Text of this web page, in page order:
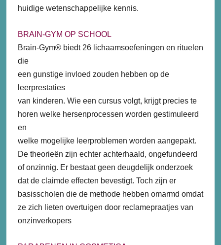
huidige wetenschappelijke kennis.
BRAIN-GYM OP SCHOOL
Brain-Gym® biedt 26 lichaamsoefeningen en rituelen
die
een gunstige invloed zouden hebben op de
leerprestaties
van kinderen. Wie een cursus volgt, krijgt precies te
horen welke hersenprocessen worden gestimuleerd
en
welke mogelijke leerproblemen worden aangepakt.
De theorieën zijn echter achterhaald, ongefundeerd
of onzinnig. Er bestaat geen deugdelijk onderzoek
dat de claimde effecten bevestigt. Toch zijn er
basisscholen die de methode hebben omarmd omdat
ze zich lieten overtuigen door reclamepraatjes van
onzinverkopers